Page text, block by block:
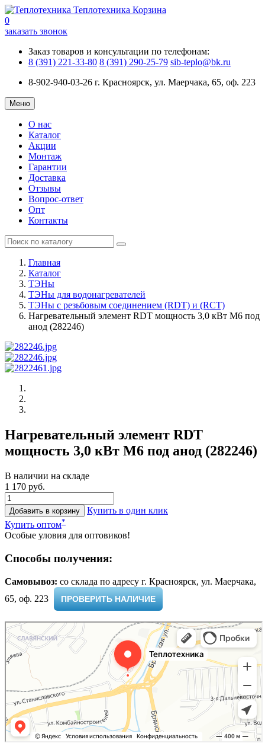
Теплотехника Корзина
0
заказать звонок
Заказ товаров и консультации по телефонам:
8 (391) 221-33-80 8 (391) 290-25-79 sib-teplo@bk.ru
8-902-940-03-26 г. Красноярск, ул. Маерчака, 65, оф. 223
Меню
О нас
Каталог
Акции
Монтаж
Гарантии
Доставка
Отзывы
Вопрос-ответ
Опт
Контакты
Главная
Каталог
ТЭНы
ТЭНы для водонагревателей
ТЭНы с резьбовым соединением (RDT) и (RCT)
Нагревательный элемент RDT мощность 3,0 кВт M6 под
анод (282246)
Нагревательный элемент RDT
мощность 3,0 кВт M6 под анод (282246)
В наличии на складе
1 170 руб.
Добавить в корзину
Купить в один клик
Купить оптом*
Особые уловия для оптовиков!
Способы получения:
Самовывоз: cо склада по адресу г. Красноярск, ул. Маерчака,
65, оф. 223 ​
ПРОВЕРИТЬ НАЛИЧИЕ